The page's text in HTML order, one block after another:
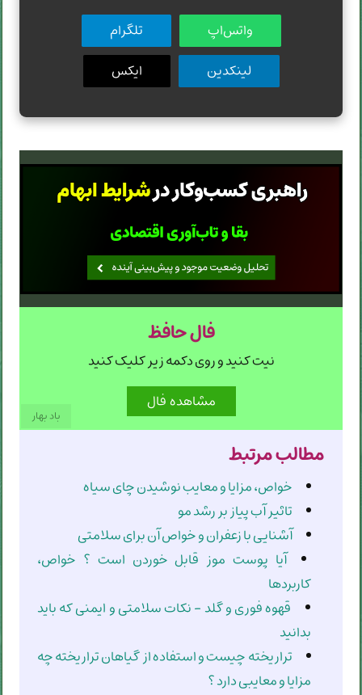
واتس‌اپ
تلگرام
لینکدین
ایکس
فال حافظ
نیت کنید و روی دکمه زیر کلیک کنید
باد بهار
مطالب مرتبط
خواص، مزایا و معایب نوشیدن چای سیاه
تاثیر آب پیاز بر رشد مو
آشنایی با زعفران و خواص آن برای سلامتی
آیا پوست موز قابل خوردن است ؟ خواص،
کاربردها
قهوه فوری و گلد - نکات سلامتی و ایمنی که باید
بدانید
تراریخته چیست و استفاده از گیاهان تراریخته چه
مزایا و معایبی دارد ؟